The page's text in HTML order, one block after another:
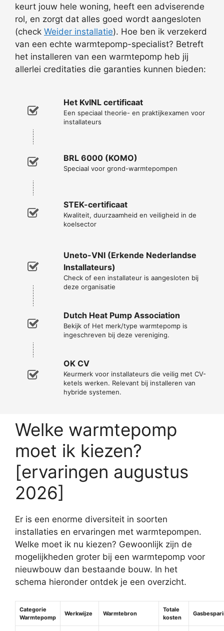
keurt jouw hele woning, heeft een adviserende
rol, en zorgt dat alles goed wordt aangesloten
(check Weider installatie). Hoe ben ik verzekerd
van een echte warmtepomp-specialist? Betreft
het installeren van een warmtepomp heb jij
allerlei creditaties die garanties kunnen bieden:
Het KvINL certificaat
Een speciaal theorie- en praktijkexamen voor
installateurs
BRL 6000 (KOMO)
Speciaal voor grond-warmtepompen
STEK-certificaat
Kwaliteit, duurzaamheid en veiligheid in de
koelsector
Uneto-VNI (Erkende Nederlandse
Installateurs)
Check of een installateur is aangesloten bij
deze organisatie
Dutch Heat Pump Association
Bekijk of Het merk/type warmtepomp is
ingeschreven bij deze vereniging.
OK CV
Keurmerk voor installateurs die veilig met CV-
ketels werken. Relevant bij installeren van
hybride systemen.
Welke warmtepomp
moet ik kiezen?
[ervaringen augustus
2026]
Er is een enorme diversiteit in soorten
installaties en ervaringen met warmtepompen.
Welke moet ik nu kiezen? Gewoonlijk zijn de
mogelijkheden groter bij een warmtepomp voor
nieuwbouw dan bestaande bouw. In het
schema hieronder ontdek je een overzicht.
Categorie
Warmtepomp
Werkwijze Warmtebron
Totale
kosten